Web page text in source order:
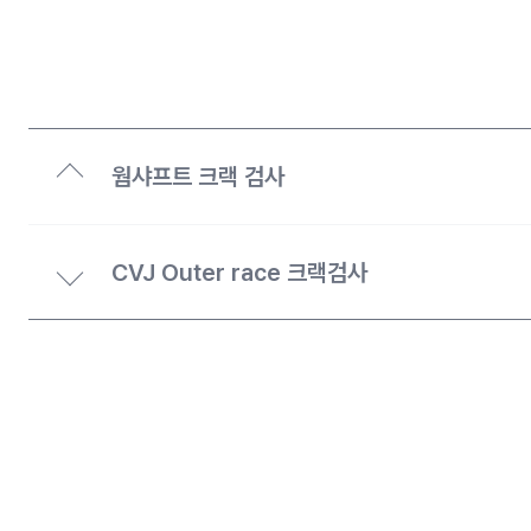
웜샤프트 크랙 검사
CVJ Outer race 크랙검사